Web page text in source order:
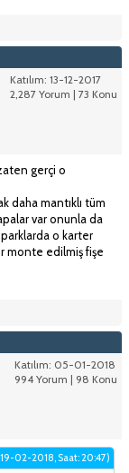
Katılım: 13-12-2017
2,287 Yorum | 73 Konu
gerçi o
daha mantıklı tüm
var onunla da
o karter
monte edilmiş fişe
Katılım: 05-01-2018
994 Yorum | 98 Konu
02-2018, Saat: 20:47)